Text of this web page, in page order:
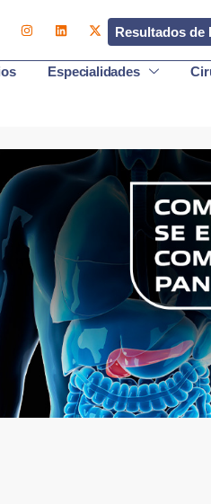
Resultados de
Especialidades